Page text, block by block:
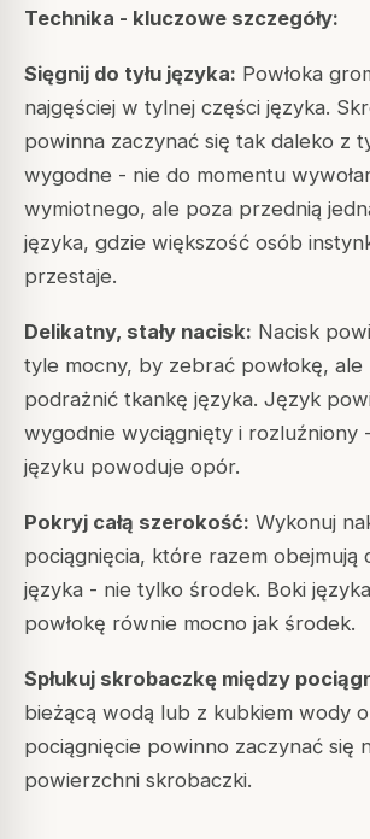
Technika - kluczowe szczegóły:
Sięgnij do tyłu języka: Powłoka
najgęściej w tylnej części języka.
powinna zaczynać się tak daleko z
wygodne - nie do momentu
wymiotnego, ale poza przednią
języka, gdzie większość osób
przestaje.
Delikatny, stały nacisk: Nacisk
tyle mocny, by zebrać powłokę, ale
podrażnić tkankę języka. Język
wygodnie wyciągnięty i rozluźniony
języku powoduje opór.
Pokryj całą szerokość: Wykonuj
pociągnięcia, które razem obejmują
języka - nie tylko środek. Boki
powłokę równie mocno jak środek.
Spłukuj skrobaczkę między
bieżącą wodą lub z kubkiem wody
pociągnięcie powinno zaczynać się
powierzchni skrobaczki.